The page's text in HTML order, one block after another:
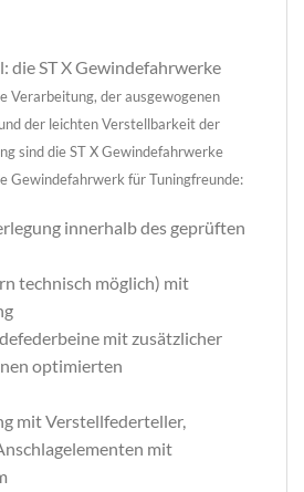
die ST X Gewindefahrwerke
Verarbeitung, der ausgewogenen
der leichten Verstellbarkeit der
sind die ST X Gewindefahrwerke
Gewindefahrwerk für Tuningfreunde:
innerhalb des geprüften
technisch möglich) mit
mit zusätzlicher
optimierten
mit Verstellfederteller,
mit